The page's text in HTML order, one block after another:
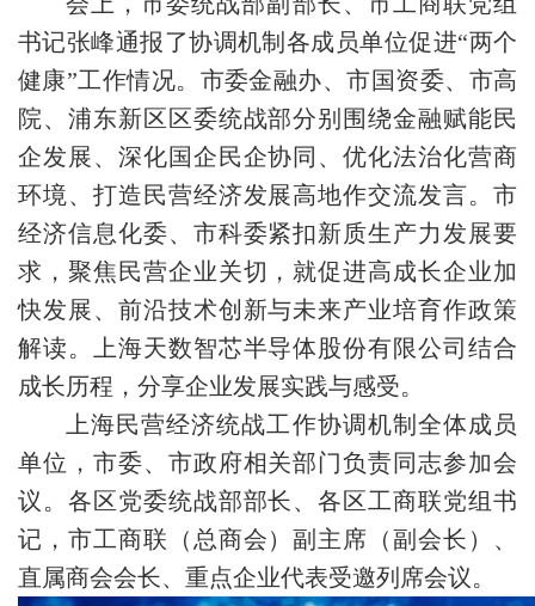
书记张峰通报了协调机制各成员单位促进“两个
健康”工作情况。市委金融办、市国资委、市高
院、浦东新区区委统战部分别围绕金融赋能民
企发展、深化国企民企协同、优化法治化营商
环境、打造民营经济发展高地作交流发言。市
经济信息化委、市科委紧扣新质生产力发展要
求，聚焦民营企业关切，就促进高成长企业加
快发展、前沿技术创新与未来产业培育作政策
解读。上海天数智芯半导体股份有限公司结合
成长历程，分享企业发展实践与感受。
上海民营经济统战工作协调机制全体成员
单位，市委、市政府相关部门负责同志参加会
议。各区党委统战部部长、各区工商联党组书
记，市工商联（总商会）副主席（副会长）、
直属商会会长、重点企业代表受邀列席会议。